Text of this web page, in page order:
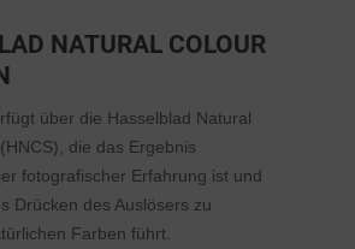
NATURAL COLOUR
über die Hasselblad Natural
die das Ergebnis
fotografischer Erfahrung ist und
Drücken des Auslösers zu
Farben führt.